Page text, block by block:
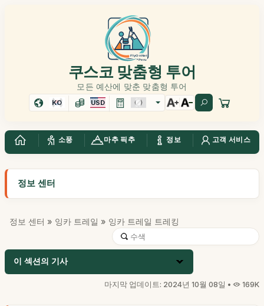
쿠스코 맞춤형 투어
모든 예산에 맞춘 맞춤형 투어
KO USD
소풍 마추 픽추 정보 고객 서비스
정보 센터
정보 센터 » 잉카 트레일 » 잉카 트레일 트레킹
이 섹션의 기사
마지막 업데이트: 2024년 10월 08일 • 169K